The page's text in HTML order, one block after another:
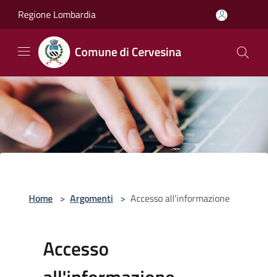
Regione Lombardia
Comune di Cervesina
Home > Argomenti > Accesso all'informazione
Accesso